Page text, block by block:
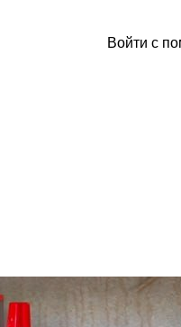
Войти с